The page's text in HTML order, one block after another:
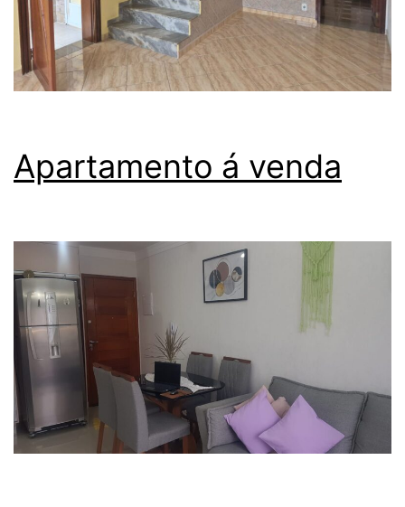
Apartamento á venda